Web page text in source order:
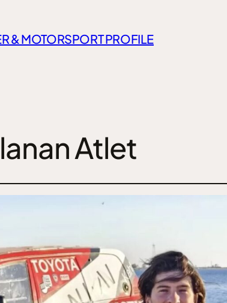
& MOTORSPORT PROFILE
Atlet